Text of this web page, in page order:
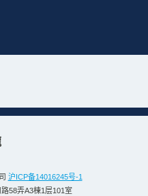
沪ICP备14016245号-1
58弄A3棟1层101室